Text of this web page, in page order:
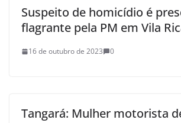
Suspeito de homicídio é
flagrante pela PM em Vila
16 de outubro de 2023 0
Tangará: Mulher motorista